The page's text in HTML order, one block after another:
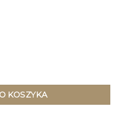
szklany z efektem
KOSZYKA